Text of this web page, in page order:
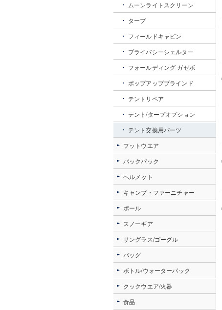
ムーンライトスクリーン
タープ
フィールドキャビン
プライバシーシェルター
フォールディング ガゼボ
ポップアップブラインド
テントリペア
テント/タープオプション
テント交換用パーツ
フットウエア
バックパック
ヘルメット
キャンプ・ファーニチャー
ポール
スノーギア
サングラス/ゴーグル
バッグ
ボトル/ウォーターパック
クックウエア/火器
食品